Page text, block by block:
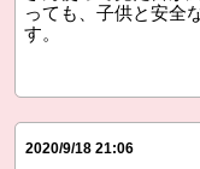
っても、子供と安全
す。
2020/9/18 21:06